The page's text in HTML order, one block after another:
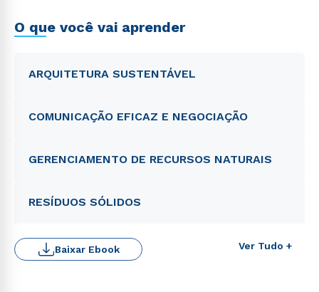
O que você vai aprender
ARQUITETURA SUSTENTÁVEL
COMUNICAÇÃO EFICAZ E NEGOCIAÇÃO
GERENCIAMENTO DE RECURSOS NATURAIS
RESÍDUOS SÓLIDOS
Ver Tudo +
Baixar Ebook